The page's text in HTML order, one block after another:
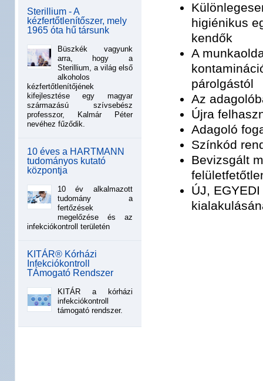
Sterillium - A
kézfertőtlenítőszer, mely
1965 óta hű társunk
Büszkék vagyunk
arra, hogy a
Sterillium, a világ első
alkoholos
kézfertőtlenítőjének
kifejlesztése egy magyar
származású szívsebész
professzor, Kalmár Péter
nevéhez fűződik.
10 éves a HARTMANN
tudományos kutató
központja
10 év alkalmazott
tudomány a
fertőzések
megelőzése és az
infekciókontroll területén
KITÁR® Kórházi
Infekciókontroll
TÁmogató Rendszer
KITÁR a kórházi
infekciókontroll
támogató rendszer.
higiénikus
kendők
A
párolgástól
Az
Újra
Adagoló
Színkód
Bevizsgált
ÚJ,